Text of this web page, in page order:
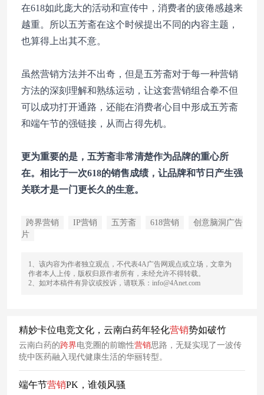
在618如此庞大的活动和宣传中，消费者的疲倦感越来
越重。所以五芳斋在这个时候提出不同的内容主题，
也算得上出其不意。
虽然营销方法并不出奇，但是五芳斋对于每一种营销
方法的深刻理解和熟练运动，让这套营销组合拳不但
可以成功打开通路，还能在消费者心目中形成五芳斋
和端午节的强链接，从而占得先机。
更为重要的是，五芳斋非常清楚作为品牌的重心所
在。相比于一次618的销售成绩，让品牌和节日产生强
关联才是一门更长久的生意。
跨界营销 IP营销 五芳斋 618营销
创意脑洞广告
片
1、该内容为作者独立观点，不代表4A广告网观点或立场，文章为
作者本人上传，版权归原作者所有，未经允许不得转载。
2、如对本稿件有异议或投诉，请联系：info@4Anet.com
精妙卡位电竞文化，云南白药年轻化营销势如破竹
云南白药的跨界电竞圈的前瞻性营销思路，无疑实现了一波传
统中医药融入现代健康生活的华丽转型。
端午节营销PK，谁领风骚